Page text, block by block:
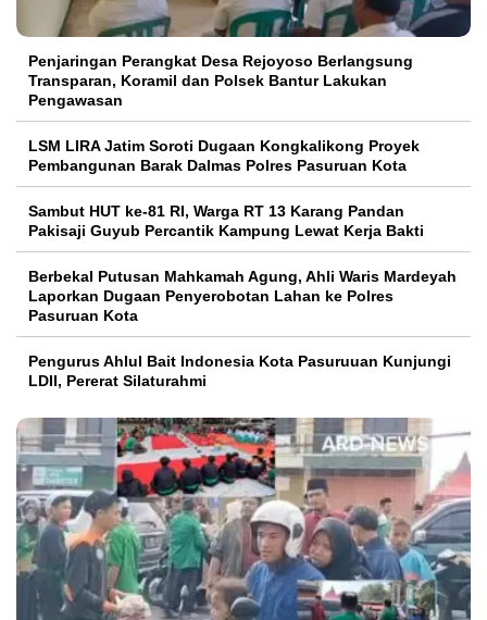
Penjaringan Perangkat Desa Rejoyoso Berlangsung
Transparan, Koramil dan Polsek Bantur Lakukan
Pengawasan
LSM LIRA Jatim Soroti Dugaan Kongkalikong Proyek
Pembangunan Barak Dalmas Polres Pasuruan Kota
Sambut HUT ke-81 RI, Warga RT 13 Karang Pandan
Pakisaji Guyub Percantik Kampung Lewat Kerja Bakti
Berbekal Putusan Mahkamah Agung, Ahli Waris Mardeyah
Laporkan Dugaan Penyerobotan Lahan ke Polres
Pasuruan Kota
Pengurus Ahlul Bait Indonesia Kota Pasuruuan Kunjungi
LDII, Pererat Silaturahmi